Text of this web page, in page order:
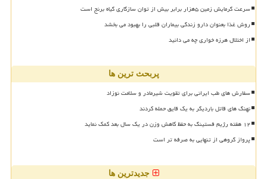
سرعت گرمایش زمین ۵هزار برابر بیش از توان سازگاری گیاه برنج است
روش غذا بعنوان دارو زندگی بیماران قلبی را بهبود می بخشد
از اختلال هرزه خواری چه می دانید
پربحث ترین ها
سفارش های طب ایرانی برای تقویت شیرمادر و سلامت نوزاد
نهنگ های قاتل باردیگر به یک قایق حمله کردند
۱۲ هفته رژیم فستینگ به حفظ کاهش وزن در یک سال بعد کمک نماید
پرواز گروهی از تنهایی به صرفه تر است
جدیدترین ها